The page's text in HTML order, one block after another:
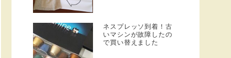
ネスプレッソ到着！古
いマシンが故障したの
で買い替えました